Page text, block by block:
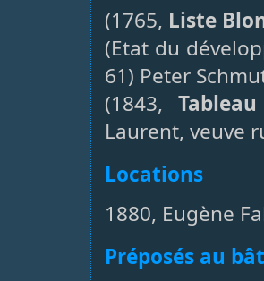
(1765, Liste
(Etat du
61) Peter
(1843,
Laurent, veuve
Locations
1880, Eugène
Préposés au